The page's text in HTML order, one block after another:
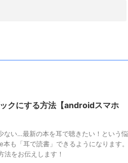
クにする方法【androidスマホ
ない…最新の本を耳で聴きたい！という悩
も「耳で読書」できるようになります。
をお伝えします！